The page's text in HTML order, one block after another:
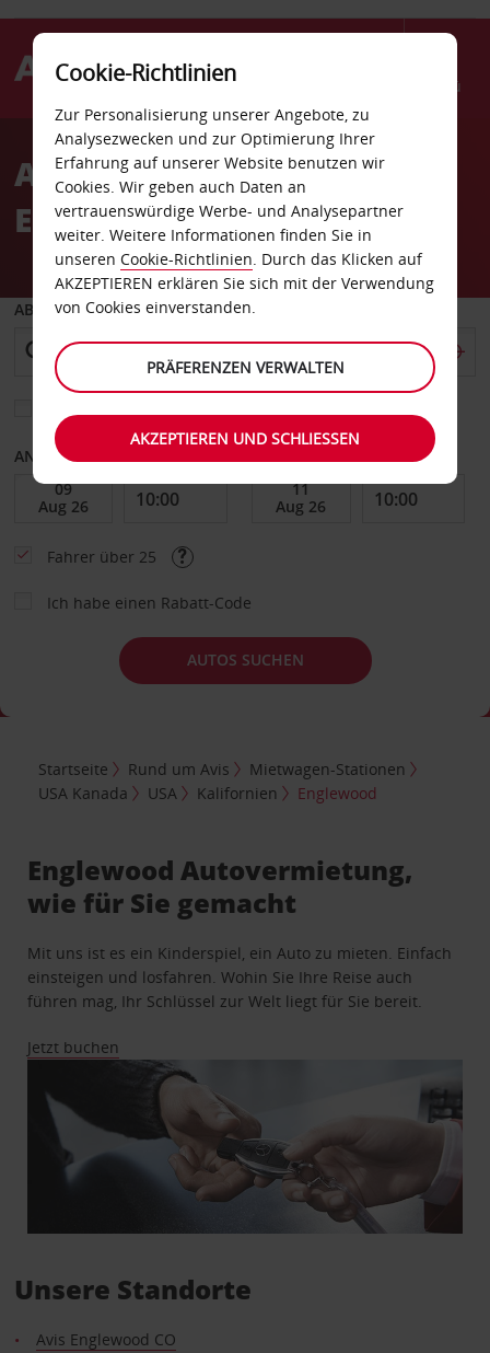
Menü
AvisAutovermietung
Englewood
ABHOLEN VON
ANFANGSDATUM
Fahrer über 25
Ich habe einen Rabatt-Code
AUTOS SUCHEN
Startseite Rund um Avis
Mietwagen-Stationen
USA Kanada
USA Kalifornien Englewood
Englewood Autovermietung,
wie für Sie gemacht
Mit uns ist es ein Kinderspiel, ein Auto zu mieten. Einfach
einsteigen und losfahren. Wohin Sie Ihre Reise auch
führen mag, Ihr Schlüssel zur Welt liegt für Sie bereit.
Jetzt buchen
Unsere Standorte
Avis Englewood CO
Cookie-Richtlinien
Zur Personalisierung unserer Angebote, zu
Analysezwecken und zur Optimierung Ihrer
Erfahrung auf unserer Website benutzen wir
Cookies. Wir geben auch Daten an
vertrauenswürdige Werbe- und Analysepartner
weiter. Weitere Informationen finden Sie in
unseren Cookie-Richtlinien. Durch das Klicken auf
AKZEPTIEREN erklären Sie sich mit der Verwendung
von Cookies einverstanden.
PRÄFERENZEN VERWALTEN
AKZEPTIEREN UND SCHLIESSEN